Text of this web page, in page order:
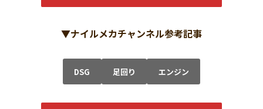
▼ナイルメカチャンネル参考記事
DSG 足回り エンジン